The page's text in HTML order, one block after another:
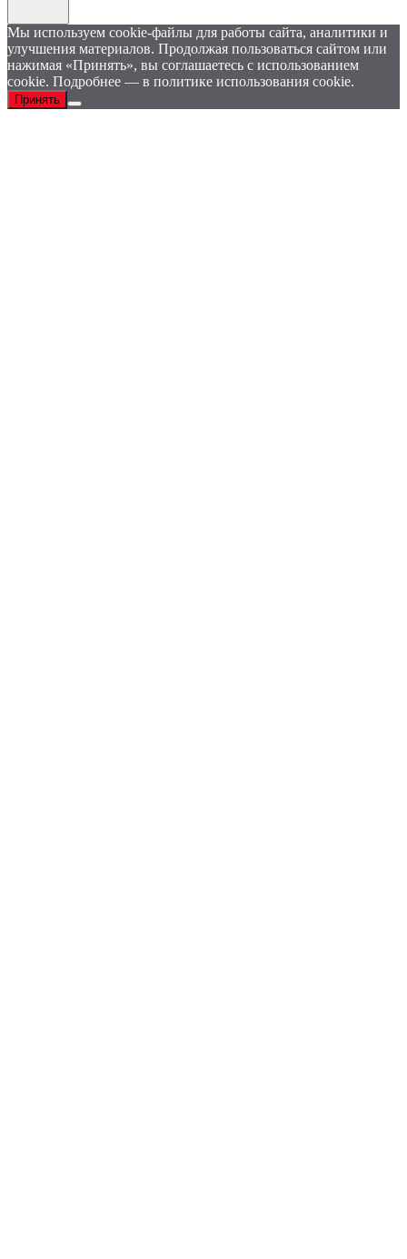
Мы используем cookie-файлы для работы сайта, аналитики и
улучшения материалов. Продолжая пользоваться сайтом или
нажимая «Принять», вы соглашаетесь с использованием
cookie. Подробнее — в политике использования cookie.
Принять